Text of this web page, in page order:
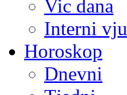
Vic dana
Interni vju
Horoskop
Dnevni